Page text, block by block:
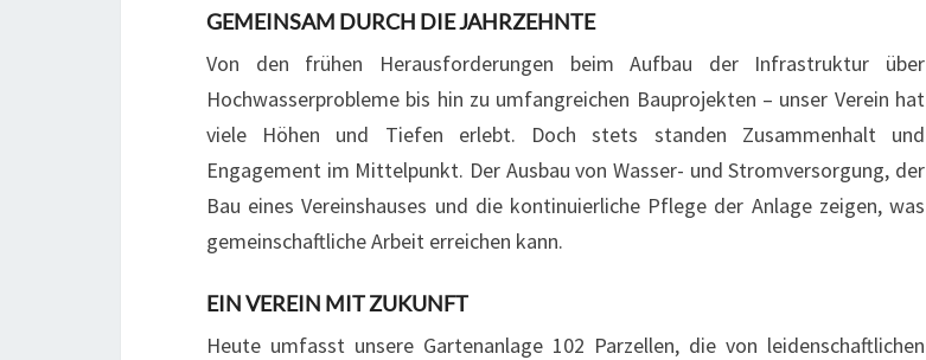
GEMEINSAM DURCH DIE JAHRZEHNTE
Von den frühen Herausforderungen beim Aufbau der Infrastruktur über
Hochwasserprobleme bis hin zu umfangreichen Bauprojekten – unser Verein hat
viele Höhen und Tiefen erlebt. Doch stets standen Zusammenhalt und
Engagement im Mittelpunkt. Der Ausbau von Wasser- und Stromversorgung, der
Bau eines Vereinshauses und die kontinuierliche Pflege der Anlage zeigen, was
gemeinschaftliche Arbeit erreichen kann.
EIN VEREIN MIT ZUKUNFT
Heute umfasst unsere Gartenanlage 102 Parzellen, die von leidenschaftlichen